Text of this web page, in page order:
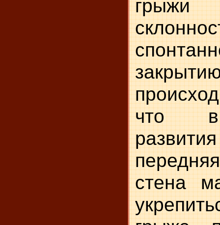
грыжи
что в
стена